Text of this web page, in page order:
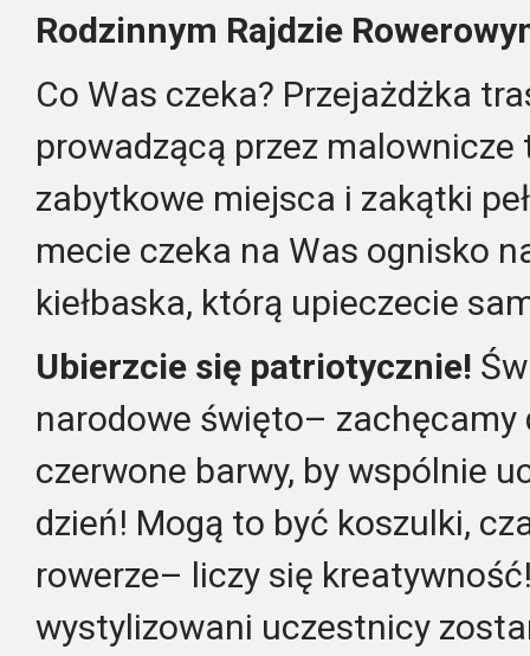
Rodzinnym Rajdzie
Co Was czeka? Przejażdżka
prowadzącą przez malownicze
zabytkowe miejsca i zakątki
mecie czeka na Was ognisko
kiełbaska, którą upieczecie
Ubierzcie się patriotycznie!
narodowe święto– zachęcamy
czerwone barwy, by wspólnie
dzień! Mogą to być koszulki,
rowerze– liczy się
wystylizowani uczestnicy